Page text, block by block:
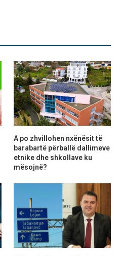
A po zhvillohen nxënësit të
barabartë përballë dallimeve
etnike dhe shkollave ku
mësojnë?